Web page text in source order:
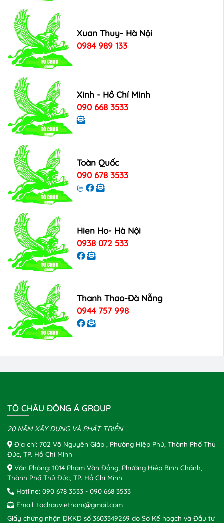
Xuan Thuy- Hà Nội
0984 989 133
Xinh - Hồ Chí Minh
090 668 3533
Toàn Quốc
090 678 3533
Hien Ho- Hà Nội
0938 072 533
Thanh Thao-Đà Nẵng
0944 757 998
TÔ CHÂU ĐÔNG Á GROUP
20 NĂM XÂY DỰNG VÀ PHÁT TRIỂN
Địa chỉ: 702 Võ Nguyên Giáp , Phường Hiệp Phú, Thành Phố Thủ
Đức, TP. Hồ Chí Minh
Văn Phòng: 1014 Phạm Văn Đồng, Phường Hiệp Bình Chánh,
Thành Phố Thủ Đức, TP. Hồ Chí Minh
Hotline: 090 678 3533 - 090 668 3533
Email: tochauvietnam@gmail.com
Giấy chứng nhận ĐKKD số 3603349269 do Sở Kế hoạch và Đầu tư